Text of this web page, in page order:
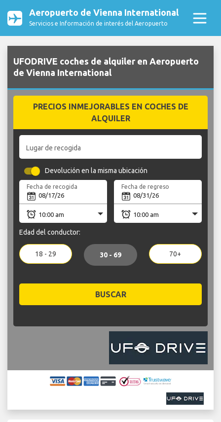
Aeropuerto de Vienna International
Servicios e Información de interés del Aeropuerto
UFODRIVE coches de alquiler en Aeropuerto
de Vienna International
PRECIOS INMEJORABLES EN COCHES DE
ALQUILER
Lugar de recogida
Devolución en la misma ubicación
Fecha de recogida Fecha de regreso
Edad del conductor:
18 - 29 30 - 69 70+
BUSCAR